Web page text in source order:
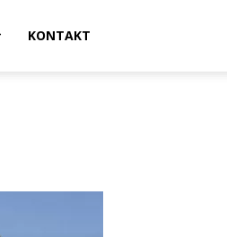
KONTAKT